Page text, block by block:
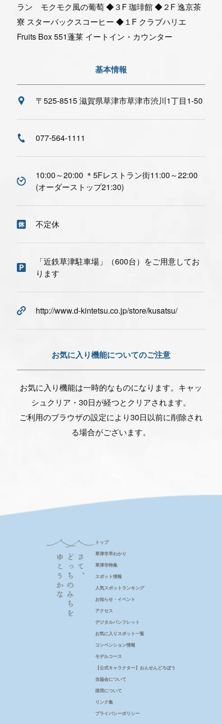
ラン モクモク風の葡萄 ◆３F 珈琲館 ◆２F 逸京茶
寮 スターバックスコーヒー ◆１F クラブハリエ
Fruits Box 551蓬莱 イートイン・カウンター
基本情報
〒525-8515 滋賀県草津市草津市渋川1丁目1-50
077-564-1111
10:00～20:00 ＊5Fレストラン街11:00～22:00
(オーダーストップ21:30)
不定休
「近鉄草津駐車場」（600台）をご用意してお
ります
http://www.d-kintetsu.co.jp/store/kusatsu/
お気に入り機能についてのご注意
お気に入り機能は一時的なものになります。キャッ
シュクリア・30日が経つとクリアされます。
ご利用のブラウザの設定により30日以前に削除され
る場合がございます。
トップ
草津市早わかり
草津市特集
スポット情報
人気スポットランキング
お知らせ・イベント
アクセス
デジタルパンフレット
お気に入りスポット一覧
コンベンション情報
モデルコース
【公式キャラクター】おんせんどろぼう
当協会について
採用について
リンク集
プライバシーポリシー
リンク集
プライバシーポリシー